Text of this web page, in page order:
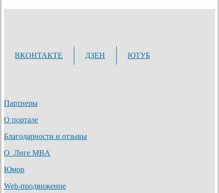
ВКОНТАКТЕ ДЗЕН ЮТУБ
Партнеры
О портале
Благодарности и отзывы
О Лиге MBA
Юмор
Web-продвижение